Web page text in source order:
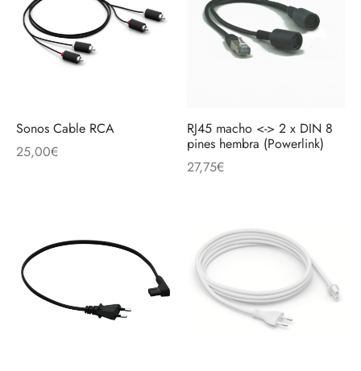
Sonos Cable RCA
25,00€
RJ45 macho <-> 2 x DIN 8
pines hembra (Powerlink)
27,75€